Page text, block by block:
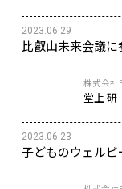
2023.06.29
比叡山未来会議に
株式会
堂上 研
2023.06.23
子どものウェル